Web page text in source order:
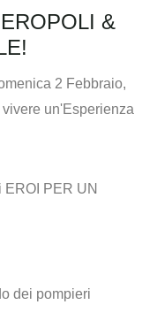
&
EROI PER UN
dei pompieri